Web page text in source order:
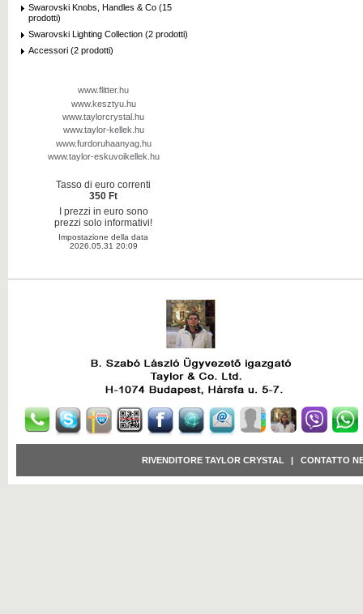
Swarovski Knobs, Handles & Co (15
prodotti)
Swarovski Lighting Collection (2 prodotti)
Accessori (2 prodotti)
www.flitter.hu
www.kesztyu.hu
www.taylorcrystal.hu
www.taylor-kellek.hu
www.furdoruhaanyag.hu
www.taylor-eskuvoikellek.hu
Tasso di euro correnti
350 Ft
I prezzi in euro sono
prezzi solo informativi!
Impostazione della data
2026.05.31 20:09
RIVENDITORE TAYLOR CRYSTAL CONTATTO